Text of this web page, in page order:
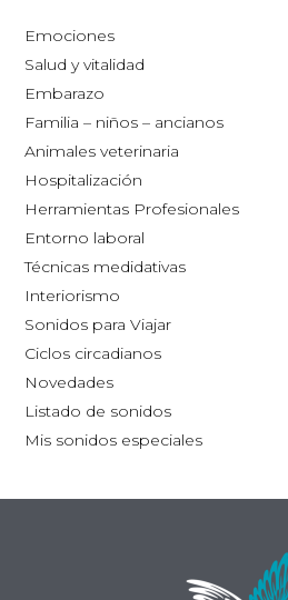
página
Emociones
Salud y vitalidad
Embarazo
Familia – niños – ancianos
Animales veterinaria
Hospitalización
Herramientas Profesionales
Entorno laboral
Técnicas medidativas
Interiorismo
Sonidos para Viajar
Ciclos circadianos
Novedades
Listado de sonidos
Mis sonidos especiales